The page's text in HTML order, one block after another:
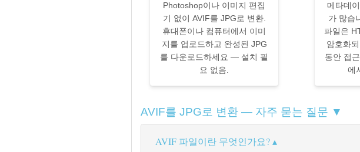
Photoshop이나 이미지 편집
기 없이 AVIF를 JPG로 변환.
휴대폰이나 컴퓨터에서 이미
지를 업로드하고 완성된 JPG
를 다운로드하세요 — 설치 필
요 없음.
메타데
가 많습
파일은
암호화
동안 접
에
AVIF를 JPG로 변환 — 자주 묻는 질문 ▼
AVIF 파일이란 무엇인가요?